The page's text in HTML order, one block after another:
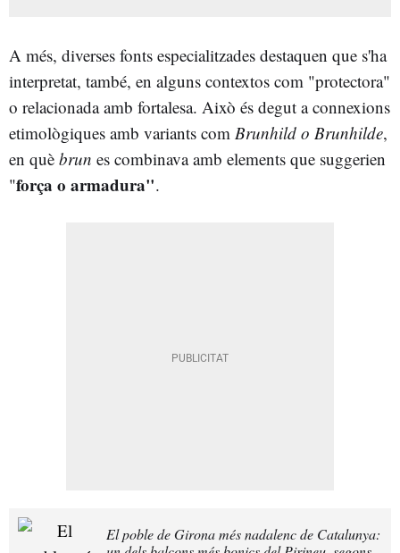
A més, diverses fonts especialitzades destaquen que s'ha
interpretat, també, en alguns contextos com "protectora"
o relacionada amb fortalesa. Això és degut a connexions
etimològiques amb variants com Brunhild o Brunhilde,
en què brun es combinava amb elements que suggerien
"força o armadura".
El poble de Girona més nadalenc de Catalunya: